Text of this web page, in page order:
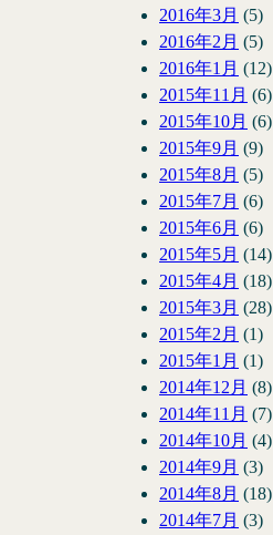
2016年3月 (5)
2016年2月 (5)
2016年1月 (12)
2015年11月 (6)
2015年10月 (6)
2015年9月 (9)
2015年8月 (5)
2015年7月 (6)
2015年6月 (6)
2015年5月 (14)
2015年4月 (18)
2015年3月 (28)
2015年2月 (1)
2015年1月 (1)
2014年12月 (8)
2014年11月 (7)
2014年10月 (4)
2014年9月 (3)
2014年8月 (18)
2014年7月 (3)